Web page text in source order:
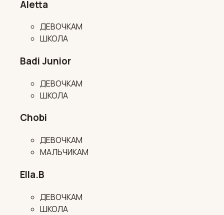
Aletta
ДЕВОЧКАМ
ШКОЛА
Badi Junior
ДЕВОЧКАМ
ШКОЛА
Chobi
ДЕВОЧКАМ
МАЛЬЧИКАМ
Ella.B
ДЕВОЧКАМ
ШКОЛА